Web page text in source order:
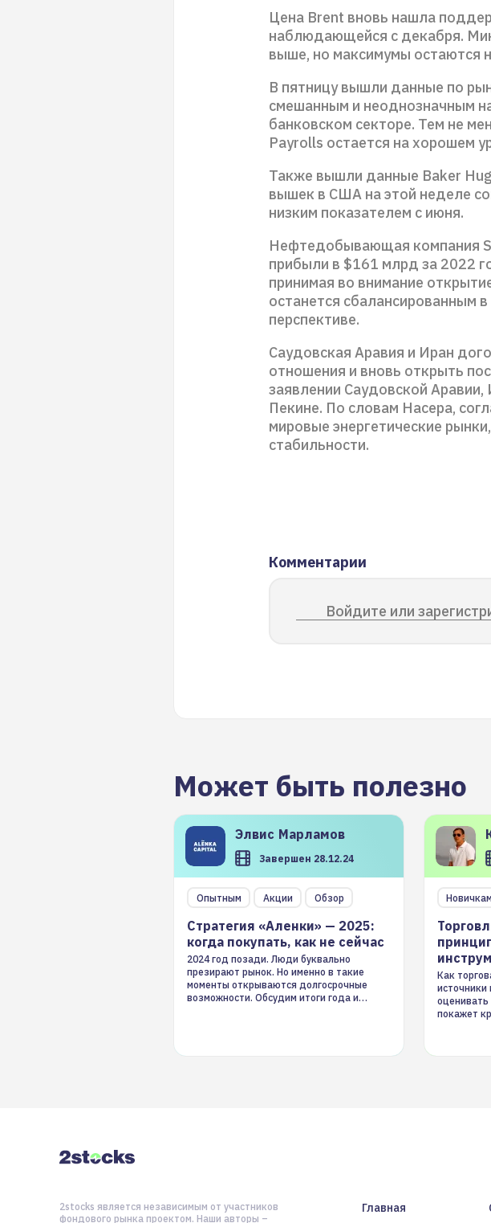
Цена Brent вновь нашла
наблюдающейся с декабря.
выше, но максимумы остаются
В пятницу вышли данные по
смешанным и неоднозначным
банковском секторе. Тем не
Payrolls остается на хорошем
Также вышли данные Baker
вышек в США на этой неделе
низким показателем с июня.
Нефтедобывающая компания
прибыли в $161 млрд за 2022
принимая во внимание
останется сбалансированным
перспективе.
Саудовская Аравия и Иран
отношения и вновь открыть
заявлении Саудовской
Пекине. По словам Насера,
мировые энергетические
стабильности.
Комментарии
Войдите или
Может быть полезно
Элвис Марламов
Завершен 28.12.24
Опытным Акции Обзор
Стратегия «Аленки» — 2025:
когда покупать, как не сейчас
2024 год позади. Люди буквально
презирают рынок. Но именно в такие
моменты открываются долгосрочные
возможности. Обсудим итоги года и
Новичкам
Как
источники
покажет
Главная
2stocks является независимым от участников
фондового рынка проектом. Наши авторы –